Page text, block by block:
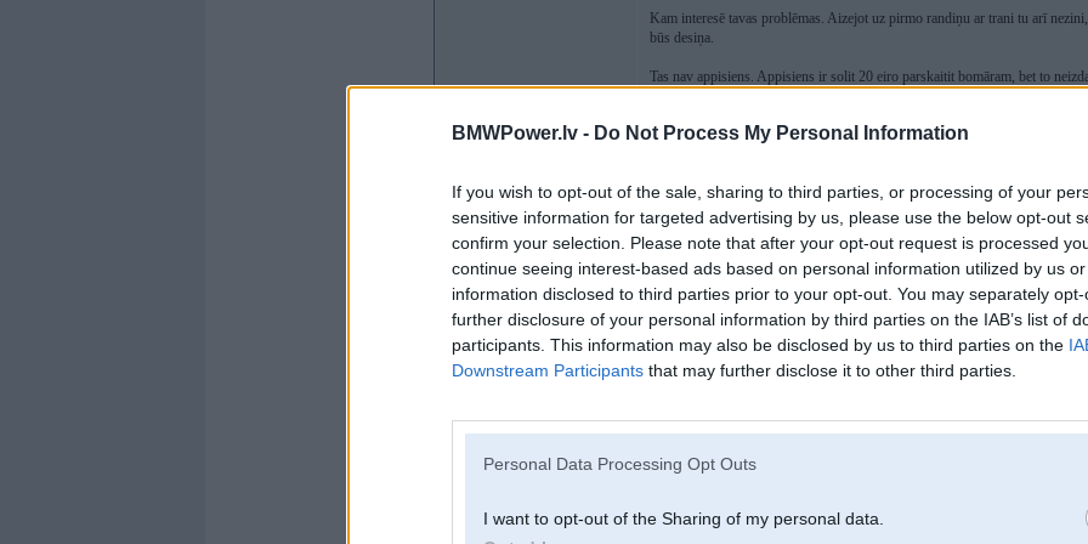
BMWPower.lv - Do Not Process My Personal Information
If you wish to opt-out of the sale, sharing to third parties, or processing of your
sensitive information for targeted advertising by us, please use the below opt-out
confirm your selection. Please note that after your opt-out request is processed
continue seeing interest-based ads based on personal information utilized by us
information disclosed to third parties prior to your opt-out. You may separately
further disclosure of your personal information by third parties on the IAB’s list of
participants. This information may also be disclosed by us to third parties on the
Downstream Participants that may further disclose it to other third parties.
Personal Data Processing Opt Outs
I want to opt-out of the Sharing of my personal data.
Kam interesē tavas problēmas. Aizejot uz pirmo randiņu ar trani tu arī
būs desiņa.
Tas nav appisiens. Appisiens ir solit 20 eiro parskaitit bomāram, bet to
[ Šo ziņu laboja Shiirs_iistais, 05 Nov 2025, 17:01:54 ]
versatile 05. Nov 2025, 17:20
Ziņojumi:1714
05 Nov 2025, 14:09:51@Elnarakstīja:
05 Nov 2025, 14:06:36@subarurakstīja:
Tas vispār ir interesanti, vai dīleriem ir kādi pienākumi jebkur
pietiekami, ka tiek noradīts oficiālais detaļas nosaukums (nu tur
JEBKURAM prechu/pakalpojumu sniedzeejam jaanoraada preces/